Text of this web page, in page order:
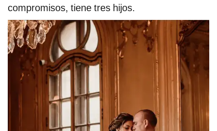
compromisos, tiene tres hijos.